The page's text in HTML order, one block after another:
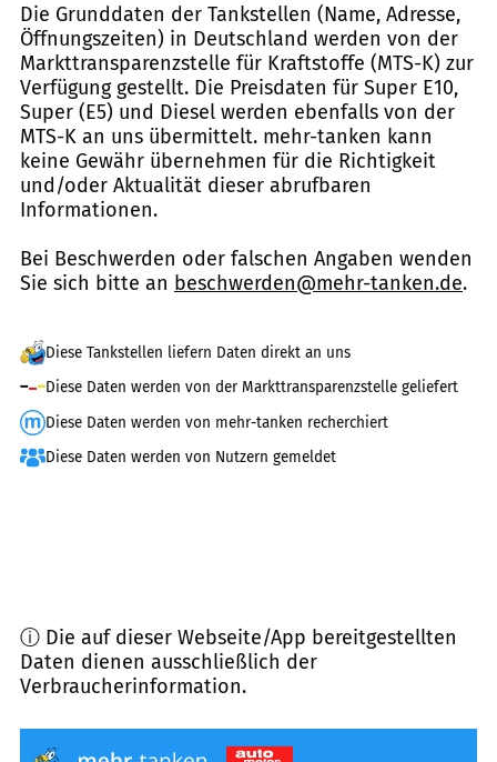
Die Grunddaten der Tankstellen (Name, Adresse,
Öffnungszeiten) in Deutschland werden von der
Markttransparenzstelle für Kraftstoffe (MTS-K) zur
Verfügung gestellt. Die Preisdaten für Super E10,
Super (E5) und Diesel werden ebenfalls von der
MTS-K an uns übermittelt. mehr-tanken kann
keine Gewähr übernehmen für die Richtigkeit
und/oder Aktualität dieser abrufbaren
Informationen.
Bei Beschwerden oder falschen Angaben wenden
Sie sich bitte an beschwerden@mehr-tanken.de.
Diese Tankstellen liefern Daten direkt an uns
Diese Daten werden von der Markttransparenzstelle geliefert
Diese Daten werden von mehr-tanken recherchiert
Diese Daten werden von Nutzern gemeldet
ⓘ Die auf dieser Webseite/App bereitgestellten
Daten dienen ausschließlich der
Verbraucherinformation.